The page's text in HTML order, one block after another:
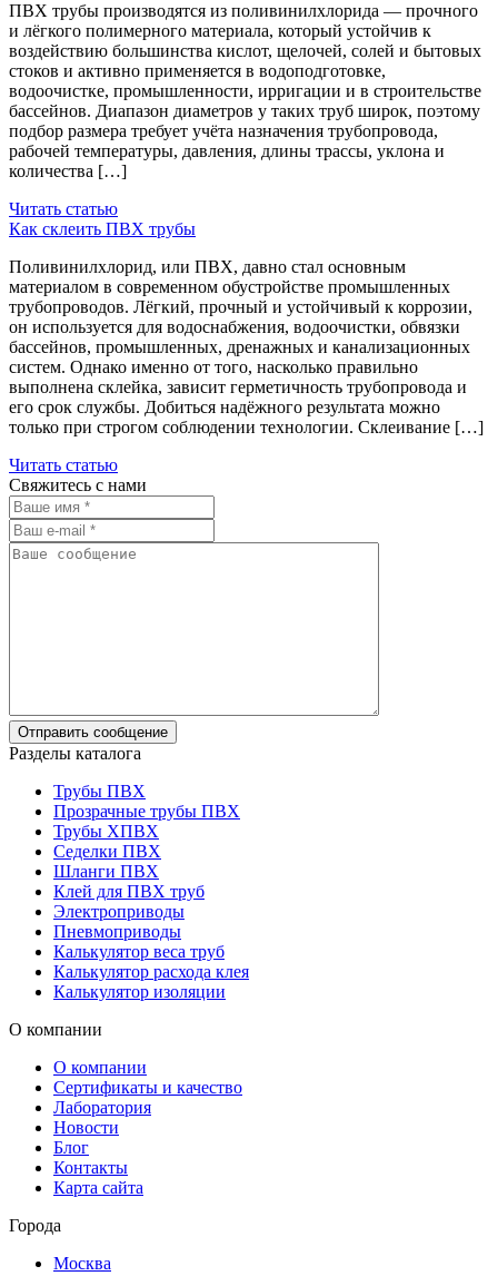
ПВХ трубы производятся из поливинилхлорида — прочного
и лёгкого полимерного материала, который устойчив к
воздействию большинства кислот, щелочей, солей и бытовых
стоков и активно применяется в водоподготовке,
водоочистке, промышленности, ирригации и в строительстве
бассейнов. Диапазон диаметров у таких труб широк, поэтому
подбор размера требует учёта назначения трубопровода,
рабочей температуры, давления, длины трассы, уклона и
количества […]
Читать статью
Как склеить ПВХ трубы
Поливинилхлорид, или ПВХ, давно стал основным
материалом в современном обустройстве промышленных
трубопроводов. Лёгкий, прочный и устойчивый к коррозии,
он используется для водоснабжения, водоочистки, обвязки
бассейнов, промышленных, дренажных и канализационных
систем. Однако именно от того, насколько правильно
выполнена склейка, зависит герметичность трубопровода и
его срок службы. Добиться надёжного результата можно
только при строгом соблюдении технологии. Склеивание […]
Читать статью
Свяжитесь с нами
Разделы каталога
Трубы ПВХ
Прозрачные трубы ПВХ
Трубы ХПВХ
Седелки ПВХ
Шланги ПВХ
Клей для ПВХ труб
Электроприводы
Пневмоприводы
Калькулятор веса труб
Калькулятор расхода клея
Калькулятор изоляции
О компании
О компании
Сертификаты и качество
Лаборатория
Новости
Блог
Контакты
Карта сайта
Города
Москва